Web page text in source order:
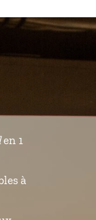
en 1
à